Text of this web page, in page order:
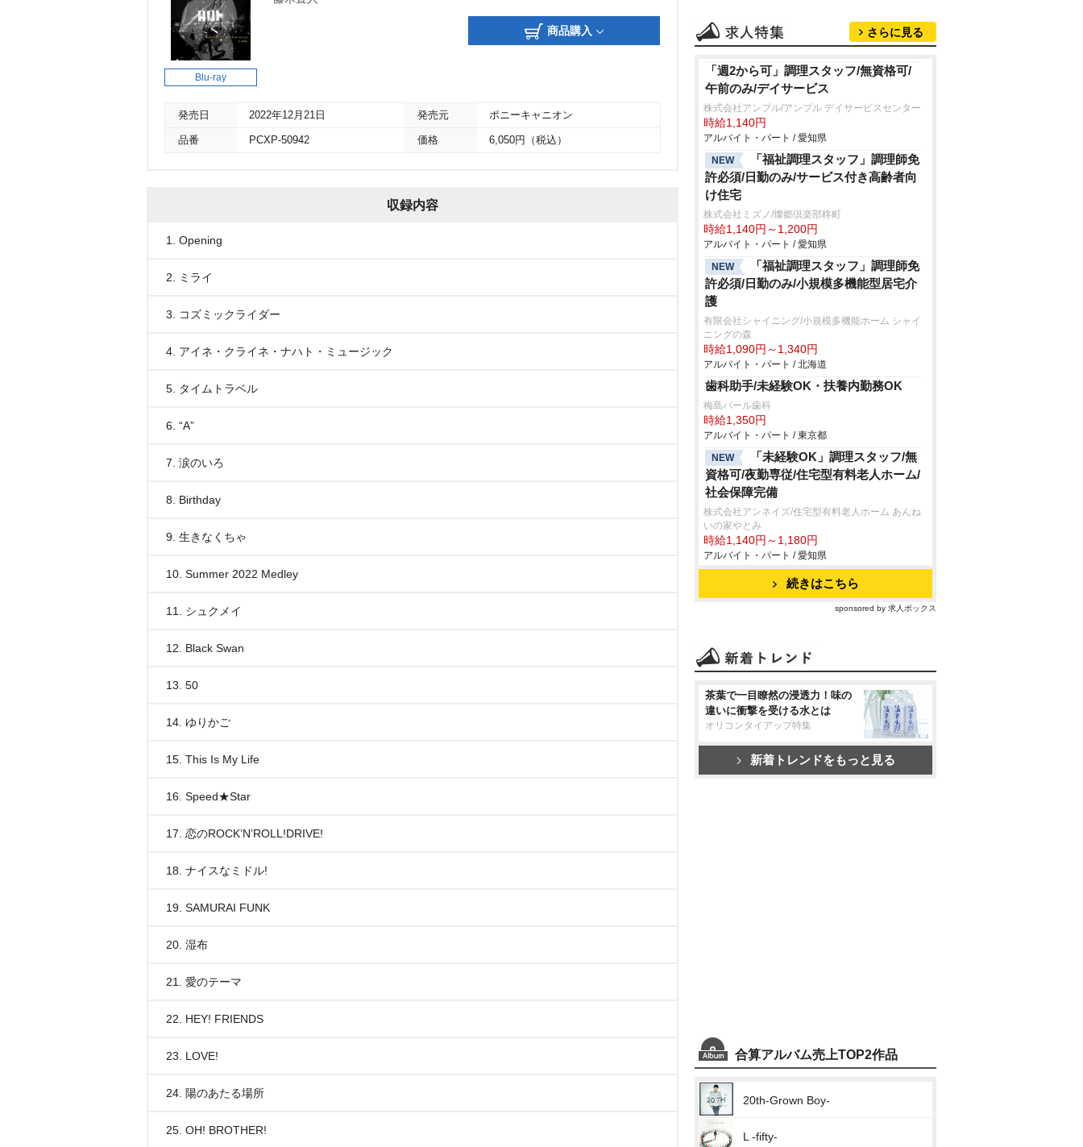
Blu-ray
商品購入
発売日 2022年12月21日 発売元 ポニーキャニオン
品番 PCXP-50942 価格 6,050円（税込）
収録内容
1. Opening
2. ミライ
3. コズミックライダー
4. アイネ・クライネ・ナハト・ミュージック
5. タイムトラベル
6. “A”
7. 涙のいろ
8. Birthday
9. 生きなくちゃ
10. Summer 2022 Medley
11. シュクメイ
12. Black Swan
13. 50
14. ゆりかご
15. This Is My Life
16. Speed★Star
17. 恋のROCK’N’ROLL!DRIVE!
18. ナイスなミドル!
19. SAMURAI FUNK
20. 湿布
21. 愛のテーマ
22. HEY! FRIENDS
23. LOVE!
24. 陽のあたる場所
25. OH! BROTHER!
さらに見る
「週2から可」調理スタッフ/無資格可/
午前のみ/デイサービス
株式会社アンプル/アンプル デイサービスセンター
時給1,140円
アルバイト・パート / 愛知県
NEW
「福祉調理スタッフ」調理師免
許必須/日勤のみ/サービス付き高齢者向
け住宅
株式会社ミズノ/燦郷倶楽部柊町
時給1,140円～1,200円
アルバイト・パート / 愛知県
NEW
「福祉調理スタッフ」調理師免
許必須/日勤のみ/小規模多機能型居宅介
護
有限会社シャイニング/小規模多機能ホーム シャイ
ニングの森
時給1,090円～1,340円
アルバイト・パート / 北海道
歯科助手/未経験OK・扶養内勤務OK
梅島パール歯科
時給1,350円
アルバイト・パート / 東京都
NEW
「未経験OK」調理スタッフ/無
資格可/夜勤専従/住宅型有料老人ホーム/
社会保障完備
株式会社アンネイズ/住宅型有料老人ホーム あんね
いの家やとみ
時給1,140円～1,180円
アルバイト・パート / 愛知県
続きはこちら
sponsored by 求人ボックス
茶葉で一目瞭然の浸透力！味の
違いに衝撃を受ける水とは
オリコンタイアップ特集
新着トレンドをもっと見る
合算アルバム売上TOP2作品
20th-Grown Boy-
L -fifty-